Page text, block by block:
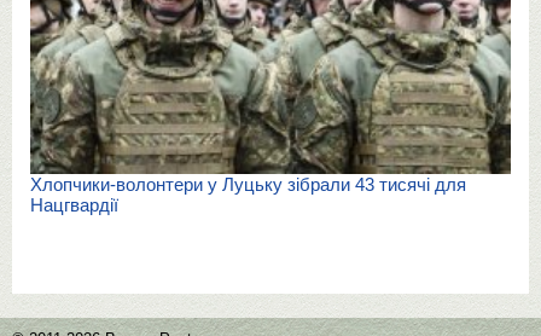
Хлопчики-волонтери у Луцьку зібрали 43 тисячі для
Нацгвардії